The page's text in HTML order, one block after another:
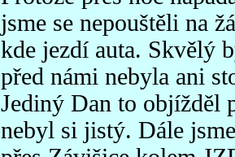
jsme se nepouštěli na
kde jezdí auta. Skvělý
před námi nebyla ani
Jediný Dan to objížděl
nebyl si jistý. Dále